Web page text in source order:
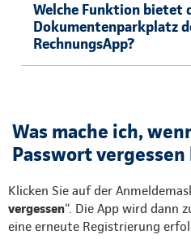
Welche Funktion bietet
Dokumentenparkplatz
RechnungsApp?
Was mache ich,
Passwort vergessen
Klicken Sie auf der
vergessen“. Die App wird dann
eine erneute Registrierung